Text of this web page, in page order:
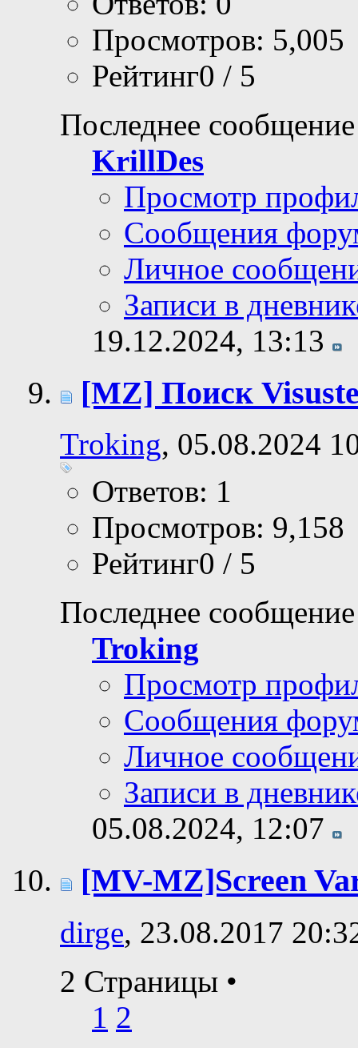
Просмотров: 5,005
Рейтинг0 / 5
Последнее
KrillDes
Просмотр
Сообщения
Личное
Записи в
19.12.2024, 13:13
[MZ] Поиск
Troking, 05.08.2024
Ответов: 1
Просмотров: 9,158
Рейтинг0 / 5
Последнее
Troking
Просмотр
Сообщения
Личное
Записи в
05.08.2024, 12:07
[MV-MZ]Screen
dirge, 23.08.2017
2 Страницы •
1 2